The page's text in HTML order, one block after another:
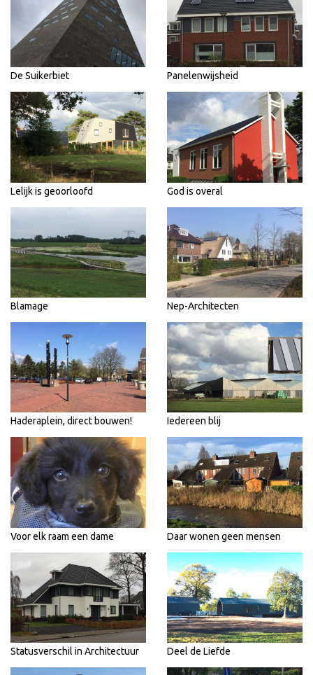
De Suikerbiet Panelenwijsheid
Lelijk is geoorloofd God is overal
Blamage Nep-Architecten
Haderaplein, direct bouwen! Iedereen blij
Voor elk raam een dame Daar wonen geen mensen
Statusverschil in Architectuur Deel de Liefde